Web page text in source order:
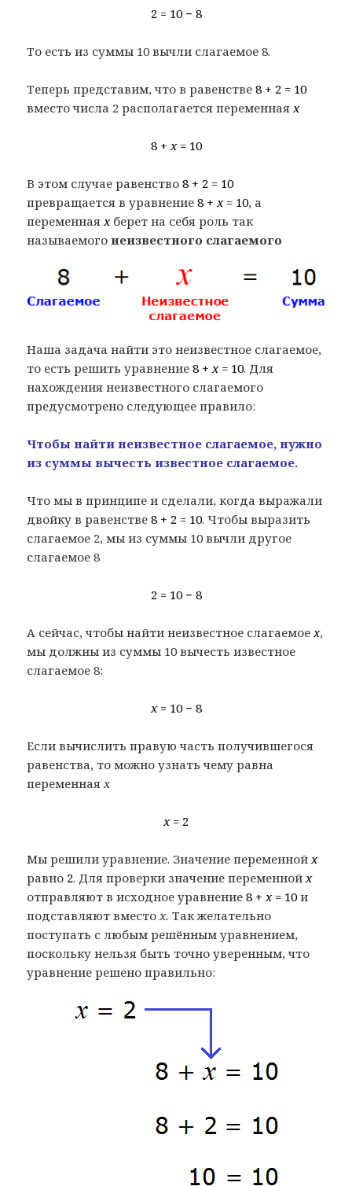
2 = 10 − 8
То есть из суммы 10 вычли слагаемое 8.
Теперь представим, что в равенстве8 + 2 = 10
вместо числа 2 располагается переменная x
8 + x= 10
В этом случае равенство8 + 2 = 10
превращается в уравнение8 + x = 10, а
переменная xберет на себя роль так
называемогонеизвестного слагаемого
Наша задача найти это неизвестное слагаемое,
то есть решить уравнение8 +x = 10. Для
нахождения неизвестного слагаемого
предусмотрено следующее правило:
Чтобы найти неизвестное слагаемое, нужно
из суммы вычесть известное слагаемое.
Что мы в принципе и сделали, когда выражали
двойку в равенстве8 + 2 = 10. Чтобы выразить
слагаемое 2, мы из суммы 10 вычли другое
слагаемое 8
2 = 10 − 8
А сейчас, чтобы найти неизвестное слагаемоеx,
мы должны из суммы 10 вычесть известное
слагаемое 8:
x= 10 − 8
Если вычислить правую часть получившегося
равенства, то можно узнать чему равна
переменнаяx
x= 2
Мы решили уравнение. Значение переменнойx
равно 2. Для проверки значение переменнойx
отправляют в исходное уравнение8 +x = 10 и
подставляют вместоx.Так желательно
поступать с любым решённым уравнением,
поскольку нельзя быть точно уверенным, что
уравнение решено правильно: